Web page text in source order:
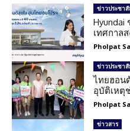
ข่าวประชา
Hyundai
เทศกาล
Pholpat
ข่าวประชา
ไทยฮอน
อุบัติเหตุ
Pholpat
ข่าวสาร